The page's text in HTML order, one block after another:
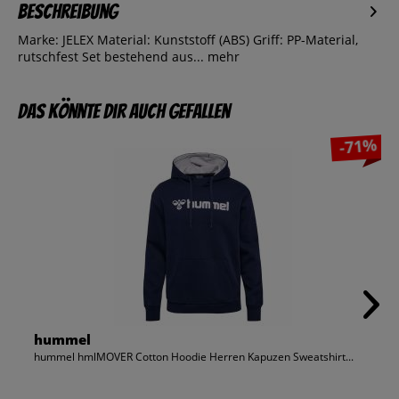
Beschreibung
Marke: JELEX Material: Kunststoff (ABS) Griff: PP-Material,
rutschfest Set bestehend aus... mehr
Das könnte dir auch gefallen
-71%
hummel
hummel hmlMOVER Cotton Hoodie Herren Kapuzen Sweatshirt...